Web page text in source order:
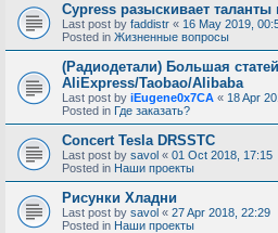
Cypress разыскивает
Last post by faddistr « 16 May 2019,
Posted in Жизненные вопросы
(Радиодетали) Большая
AliExpress/Taobao/Alibaba
Last post by iEugene0x7CA « 18 Apr
Posted in Где заказать?
Concert Tesla DRSSTC
Last post by savol « 01 Oct 2018, 17:15
Posted in Наши проекты
Рисунки Хладни
Last post by savol « 27 Apr 2018, 22:29
Posted in Наши проекты